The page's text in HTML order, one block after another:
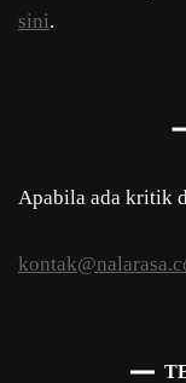
sini.
Apabila ada kritik